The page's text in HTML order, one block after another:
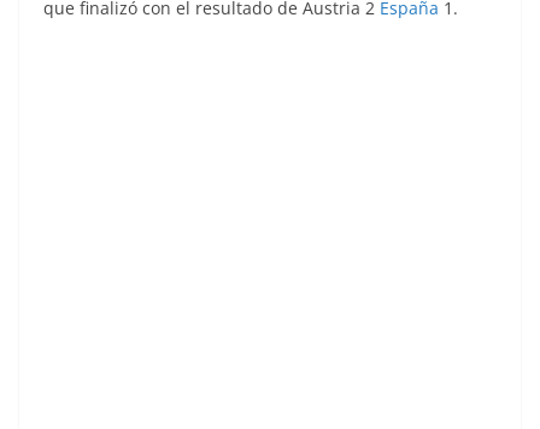
que finalizó con el resultado de Austria 2 España 1.